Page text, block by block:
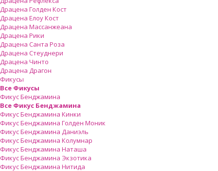
Драцена Голден Кост
Драцена Елоу Кост
Драцена Массанжеана
Драцена Рики
Драцена Санта Роза
Драцена Стеуднери
Драцена Чинто
Драцена Драгон
Фикусы
Все Фикусы
Фикус Бенджамина
Все Фикус Бенджамина
Фикус Бенджамина Кинки
Фикус Бенджамина Голден Моник
Фикус Бенджамина Даниэль
Фикус Бенджамина Колумнар
Фикус Бенджамина Наташа
Фикус Бенджамина Экзотика
Фикус Бенджамина Нитида